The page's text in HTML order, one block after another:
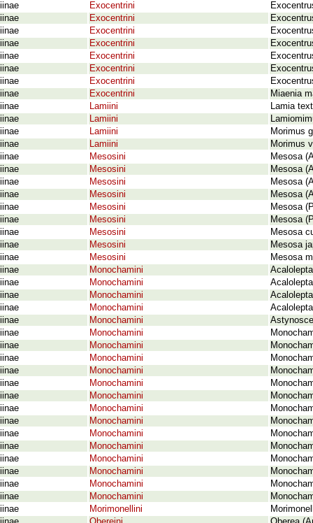
Exocentrini
Exocentrini
Exocentrini
Exocentrini
Exocentrini
Exocentrini
Exocentrini
Exocentrini
Miaenia
Lamiini
Lamia
Lamiini
Lamiini
Morimus
Lamiini
Morimus
Mesosini
Mesosa
Mesosini
Mesosa
Mesosini
Mesosa
Mesosini
Mesosa
Mesosini
Mesosa
Mesosini
Mesosa
Mesosini
Mesosa
Mesosini
Mesosa
Mesosini
Mesosa
Monochamini
Monochamini
Monochamini
Monochamini
Monochamini
Monochamini
Monochamini
Monochamini
Monochamini
Monochamini
Monochamini
Monochamini
Monochamini
Monochamini
Monochamini
Monochamini
Monochamini
Monochamini
Monochamini
Morimonellini